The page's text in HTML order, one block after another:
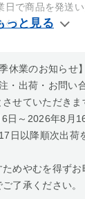
日で商品を発送
く）
休業のお知らせ】
・出荷・お問い
せていただきま
日～2026年8月
日以降順次出荷
めやむを得ずお
了承ください。